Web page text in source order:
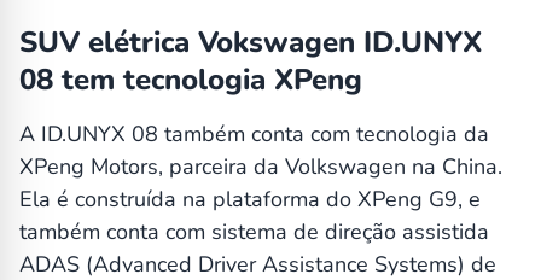
SUV elétrica Vokswagen ID.UNYX
08 tem tecnologia XPeng
A ID.UNYX 08 também conta com tecnologia da
XPeng Motors, parceira da Volkswagen na China.
Ela é construída na plataforma do XPeng G9, e
também conta com sistema de direção assistida
ADAS (Advanced Driver Assistance Systems) de